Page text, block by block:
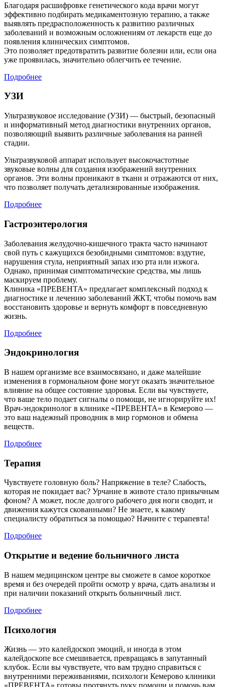
Благодаря расшифровке генетического кода врачи могут
эффективно подбирать медикаментозную терапию, а также
выявлять предрасположенность к развитию различных
заболеваний и возможным осложнениям от лекарств еще до
появления клинических симптомов.
Это позволяет предотвратить развитие болезни или, если она
уже проявилась, значительно облегчить ее течение.
Подробнее
УЗИ
Ультразвуковое исследование (УЗИ) — быстрый, безопасный
и информативный метод диагностики внутренних органов,
позволяющий выявить различные заболевания на ранней
стадии.
Ультразвуковой аппарат использует высокочастотные
звуковые волны для создания изображений внутренних
органов. Эти волны проникают в ткани и отражаются от них,
что позволяет получать детализированные изображения.
Подробнее
Гастроэнтерология
Заболевания желудочно-кишечного тракта часто начинают
свой путь с кажущихся безобидными симптомов: вздутие,
нарушения стула, неприятный запах изо рта или изжога.
Однако, принимая симптоматические средства, мы лишь
маскируем проблему.
Клиника «ПРЕВЕНТА» предлагает комплексный подход к
диагностике и лечению заболеваний ЖКТ, чтобы помочь вам
восстановить здоровье и вернуть комфорт в повседневную
жизнь.
Подробнее
Эндокринология
В нашем организме все взаимосвязано, и даже малейшие
изменения в гормональном фоне могут оказать значительное
влияние на общее состояние здоровья. Если вы чувствуете,
что ваше тело подает сигналы о помощи, не игнорируйте их!
Врач-эндокринолог в клинике «ПРЕВЕНТА» в Кемерово —
это ваш надежный проводник в мир гормонов и обмена
веществ.
Подробнее
Терапия
Чувствуете головную боль? Напряжение в теле? Слабость,
которая не покидает вас? Урчание в животе стало привычным
фоном? А может, после долгого рабочего дня ноги сводит, и
движения кажутся скованными? Не знаете, к какому
специалисту обратиться за помощью? Начните с терапевта!
Подробнее
Открытие и ведение больничного листа
В нашем медицинском центре вы сможете в самое короткое
время и без очередей пройти осмотр у врача, сдать анализы и
при наличии показаний открыть больничный лист.
Подробнее
Психология
Жизнь — это калейдоскоп эмоций, и иногда в этом
калейдоскопе все смешивается, превращаясь в запутанный
клубок. Если вы чувствуете, что вам трудно справиться с
внутренними переживаниями, психологи Кемерово клиники